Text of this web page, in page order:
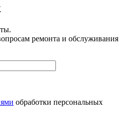
ремонта и обслуживания
обработки персональных